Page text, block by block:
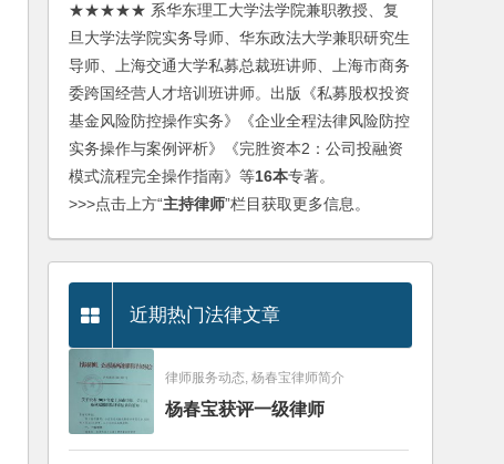
★★★★★ 系华东理工大学法学院兼职教授、复
旦大学法学院实务导师、华东政法大学兼职研究生
导师、上海交通大学私募总裁班讲师、上海市商务
委跨国经营人才培训班讲师。出版《私募股权投资
基金风险防控操作实务》《企业全程法律风险防控
实务操作与案例评析》《完胜资本2：公司投融资
模式流程完全操作指南》等16本专著。
>>>点击上方“主持律师”栏目获取更多信息。
近期热门法律文章
律师服务动态, 杨春宝律师简介
杨春宝获评一级律师